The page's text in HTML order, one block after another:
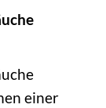
einer